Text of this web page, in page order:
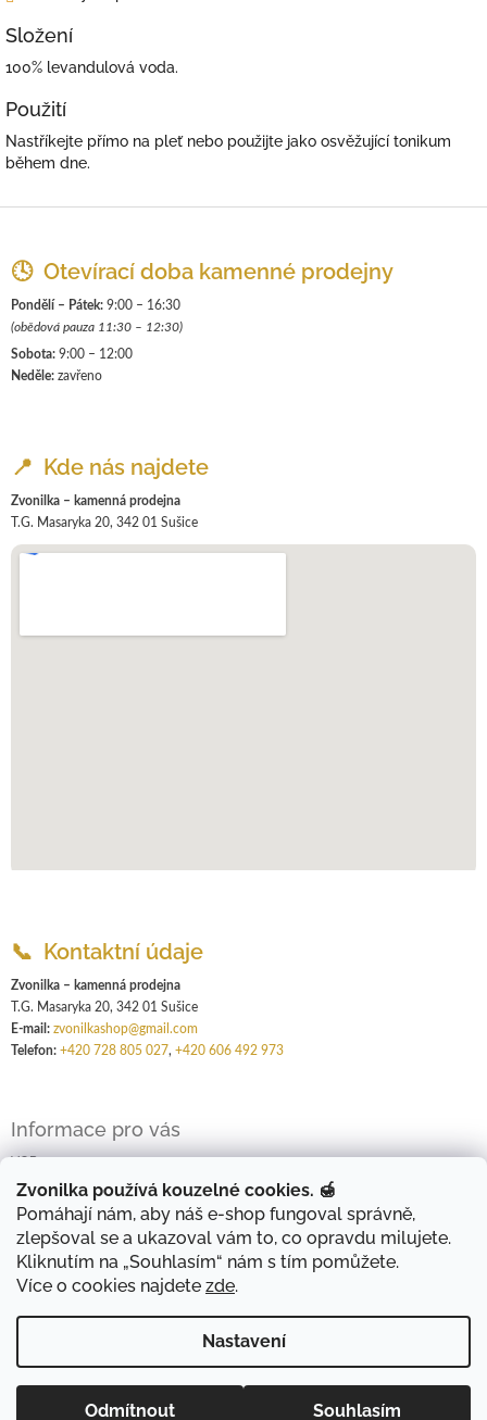
Zvonilka používá kouzelné cookies. 🍯
Pomáhají nám, aby náš e-shop fungoval správně,
zlepšoval se a ukazoval vám to, co opravdu milujete.
Kliknutím na „Souhlasím“ nám s tím pomůžete.
Více o cookies najdete zde.
Nastavení
Odmítnout Souhlasím
Složení
100% levandulová voda.
Použití
Nastříkejte přímo na pleť nebo použijte jako osvěžující tonikum
během dne.
🕓 Otevírací doba kamenné prodejny
Pondělí – Pátek: 9:00 – 16:30
(obědová pauza 11:30 – 12:30)
Sobota: 9:00 – 12:00
Neděle: zavřeno
📍 Kde nás najdete
Zvonilka – kamenná prodejna
T.G. Masaryka 20, 342 01 Sušice
📞 Kontaktní údaje
Zvonilka – kamenná prodejna
T.G. Masaryka 20, 342 01 Sušice
E-mail: zvonilkashop@gmail.com
Telefon: +420 728 805 027, +420 606 492 973
Informace pro vás
VOP
GDPR
Kontakty
Shoptet.cz
Vytvořil Shoptet Copyright 2026 . Všechna práva vyhrazena.